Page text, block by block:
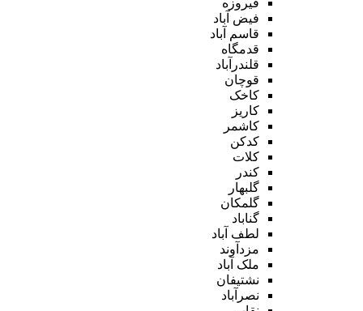
فیض آباد
قاسم آباد
قدمگاه
قلندرآباد
قوچان
کاخک
کاریز
کاشمر
کدکن
کلات
کندر
گلبهار
گلمکان
گناباد
لطف آباد
مزدآوند
ملک آباد
نشتیفان
نصرآباد